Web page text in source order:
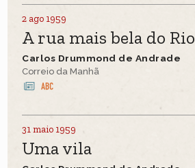
2 ago 1959
A rua mais bela do Rio
Carlos Drummond de Andrade
Correio da Manhã
31 maio 1959
Uma vila